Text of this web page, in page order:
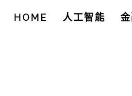
HOME 人工智能